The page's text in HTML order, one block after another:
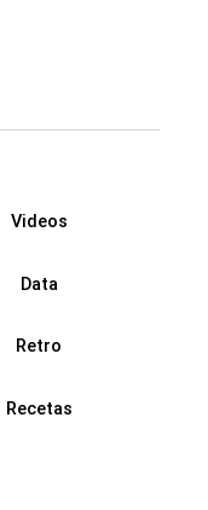
Videos
Data
Retro
Recetas